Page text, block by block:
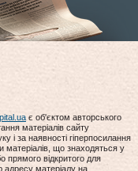
є об'єктом авторського
матеріалів сайту
і за наявності гіперпосилання
матеріалів, що знаходяться у
прямого відкритого для
адресу матеріалу на